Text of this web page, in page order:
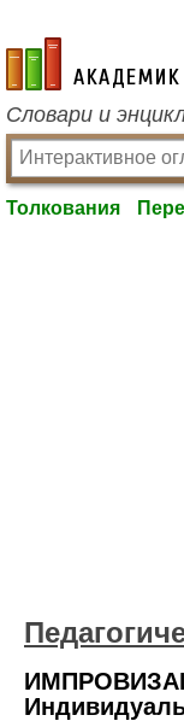
academic.ru
Словари и
Толкования